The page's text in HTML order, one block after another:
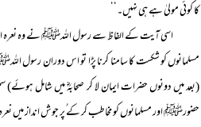
کا کوئی مولیٰ ہے ہی نہیں۔‘‘
اسی آیت کے الفاظ سے رسول اللہﷺ نے وہ نعرہ اخذ
مسلمانوں کو شکست کا سامنا کرنا پڑا تو اس دوران رسول
(بعد میں دونوں حضرات ایمان لا کر صحابہؓ میں شامل
حضورﷺ اور مسلمانوں کو مخاطب کر کے ُپر جوش انداز میں نعرہ